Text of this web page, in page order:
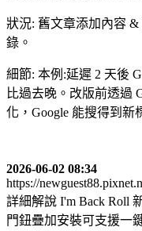
狀況: 舊文章添加內容
錄。
細節: 本例:延遲 2 天後
比過去晚。改版前透過
化，Google 能搜得到新
2026-06-02 08:34
https://
詳細解說 I'm Back Roll
門鈕疊加安裝可支援一